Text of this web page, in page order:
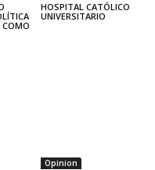
COMO
HOSPITAL CATÓLICO
UNIVERSITARIO
Opinion